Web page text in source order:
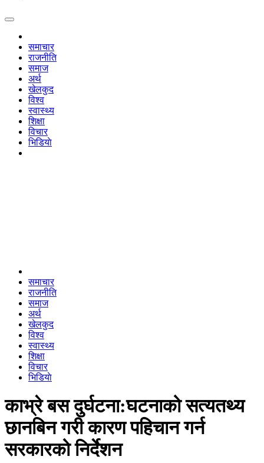
समाचार
राजनीति
समाज
अर्थ
खेलकुद
विश्व
स्वास्थ्य
शिक्षा
विचार
भिडियाे
समाचार
राजनीति
समाज
अर्थ
खेलकुद
विश्व
स्वास्थ्य
शिक्षा
विचार
भिडियाे
काभ्रे बस दुर्घटना:घटनाको सत्यतथ्य
छानबिन गरी कारण पहिचान गर्न
सरकारको निर्देशन